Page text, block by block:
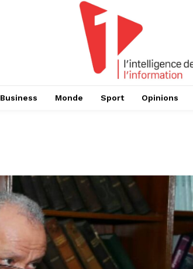
Business Monde Sport Opinions